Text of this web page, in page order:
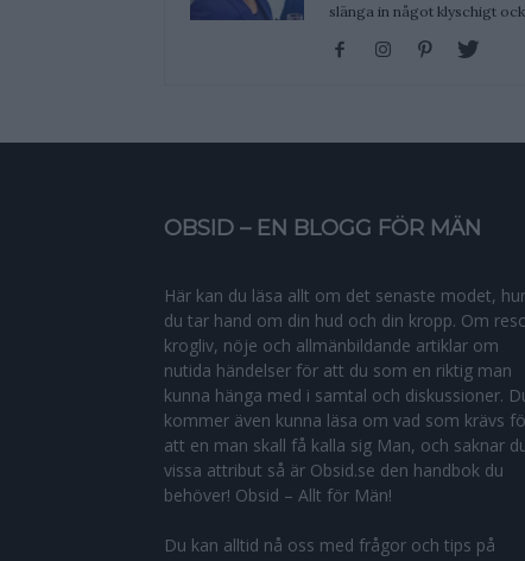
slänga in något klyschigt
OBSID – EN BLOGG FÖR MÄN
Här kan du läsa allt om det senaste modet, hur
du tar hand om din hud och din kropp. Om
krogliv, nöje och allmänbildande artiklar om
nutida händelser för att du som en riktig man
kunna hänga med i samtal och diskussioner.
kommer även kunna läsa om vad som krävs
att en man skall få kalla sig Man, och saknar
vissa attribut så är Obsid.se den handbok du
behöver! Obsid – Allt för Män!
Du kan alltid nå oss med frågor och tips på